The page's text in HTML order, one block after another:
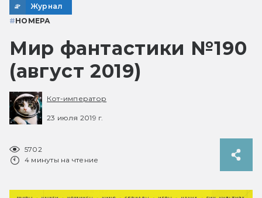
Журнал
#НОМЕРА
Мир фантастики №190
(август 2019)
Кот-император
23 июля 2019 г.
5702
4 минуты на чтение